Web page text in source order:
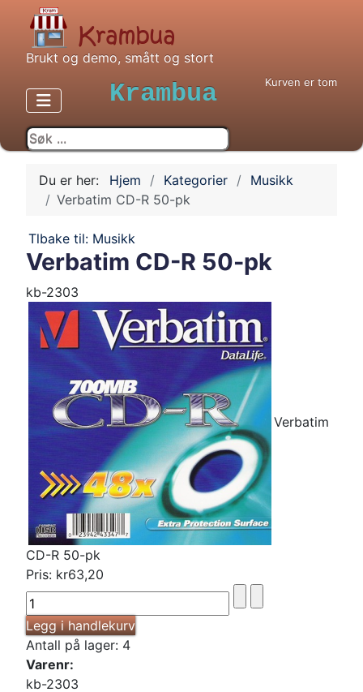
Brukt og demo, smått og stort
Krambua Kurven er tom
Du er her: Hjem Kategorier
Musikk
Verbatim CD-R 50-pk
Tlbake til: Musikk
Verbatim CD-R 50-pk
kb-2303
Verbatim
CD-R 50-pk
Pris: kr63,20
Antall på lager: 4
Varenr:
kb-2303